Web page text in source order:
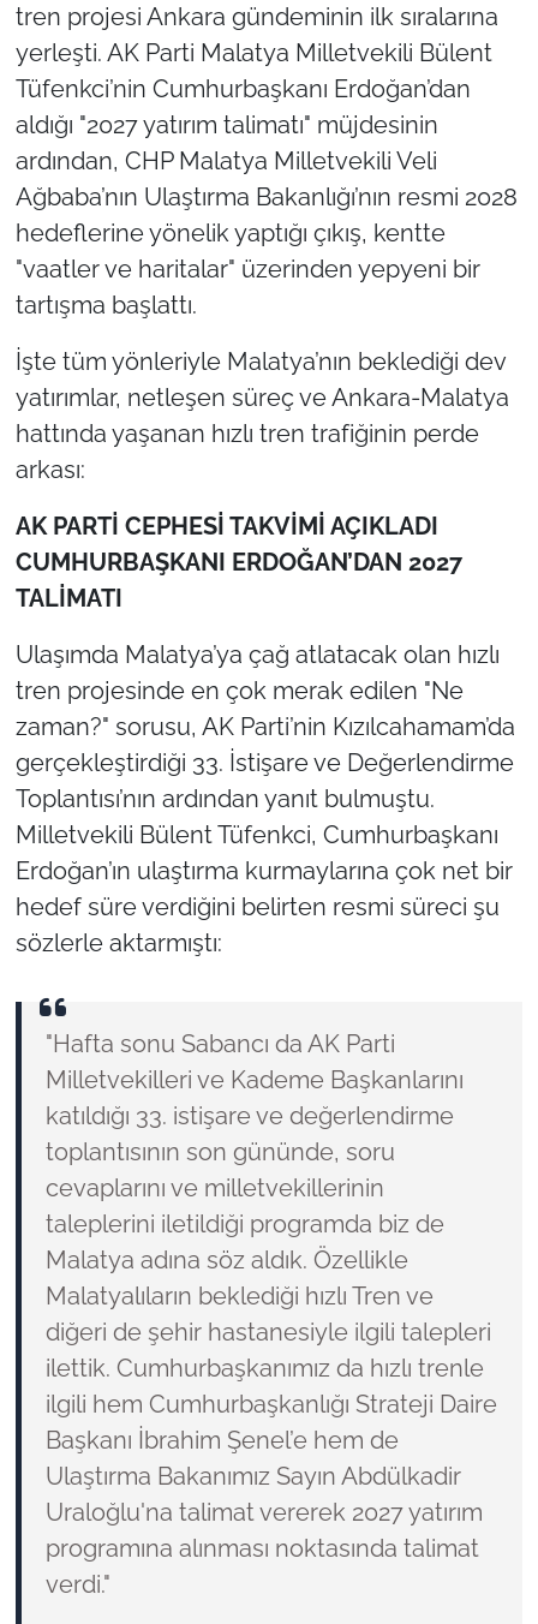
tren projesi Ankara gündeminin ilk sıralarına
yerleşti. AK Parti Malatya Milletvekili Bülent
Tüfenkci’nin Cumhurbaşkanı Erdoğan’dan
aldığı "2027 yatırım talimatı" müjdesinin
ardından, CHP Malatya Milletvekili Veli
Ağbaba’nın Ulaştırma Bakanlığı’nın resmi 2028
hedeflerine yönelik yaptığı çıkış, kentte
"vaatler ve haritalar" üzerinden yepyeni bir
tartışma başlattı.
İşte tüm yönleriyle Malatya’nın beklediği dev
yatırımlar, netleşen süreç ve Ankara-Malatya
hattında yaşanan hızlı tren trafiğinin perde
arkası:
AK PARTİ CEPHESİ TAKVİMİ AÇIKLADI
CUMHURBAŞKANI ERDOĞAN’DAN 2027
TALİMATI
Ulaşımda Malatya’ya çağ atlatacak olan hızlı
tren projesinde en çok merak edilen "Ne
zaman?" sorusu, AK Parti’nin Kızılcahamam’da
gerçekleştirdiği 33. İstişare ve Değerlendirme
Toplantısı’nın ardından yanıt bulmuştu.
Milletvekili Bülent Tüfenkci, Cumhurbaşkanı
Erdoğan’ın ulaştırma kurmaylarına çok net bir
hedef süre verdiğini belirten resmi süreci şu
sözlerle aktarmıştı:
"Hafta sonu Sabancı da AK Parti
Milletvekilleri ve Kademe Başkanlarını
katıldığı 33. istişare ve değerlendirme
toplantısının son gününde, soru
cevaplarını ve milletvekillerinin
taleplerini iletildiği programda biz de
Malatya adına söz aldık. Özellikle
Malatyalıların beklediği hızlı Tren ve
diğeri de şehir hastanesiyle ilgili talepleri
ilettik. Cumhurbaşkanımız da hızlı trenle
ilgili hem Cumhurbaşkanlığı Strateji Daire
Başkanı İbrahim Şenel’e hem de
Ulaştırma Bakanımız Sayın Abdülkadir
Uraloğlu'na talimat vererek 2027 yatırım
programına alınması noktasında talimat
verdi."